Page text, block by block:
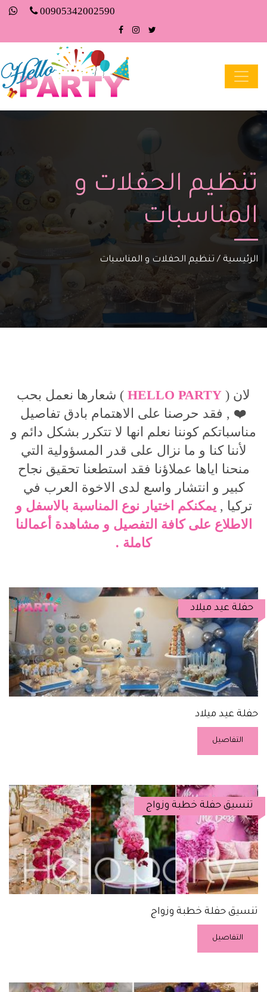
00905342002590
تنظيم الحفلات و
المناسبات
الرئيسية / تنظيم الحفلات و المناسبات
لان ( HELLO PARTY ) شعارها نعمل بحب
❤️ , فقد حرصنا على الاهتمام بادق تفاصيل
مناسباتكم كوننا نعلم انها لا تتكرر بشكل دائم و
لأننا كنا و ما نزال على قدر المسؤولية التي
منحنا اياها عملاؤنا فقد استطعنا تحقيق نجاح
كبير و انتشار واسع لدى الاخوة العرب في
تركيا , يمكنكم اختيار نوع المناسبة بالاسفل و
الاطلاع على كافة التفصيل و مشاهدة أعمالنا
كاملة .
حفلة عيد ميلاد
حفلة عيد ميلاد
التفاصيل
تنسيق حفلة خطبة وزواج
تنسيق حفلة خطبة وزواج
التفاصيل